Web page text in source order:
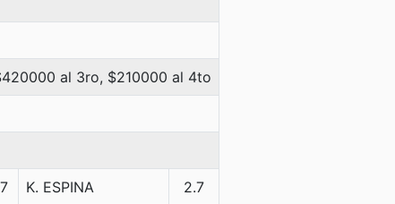
al 3ro, $210000 al 4to
K. ESPINA 2.7